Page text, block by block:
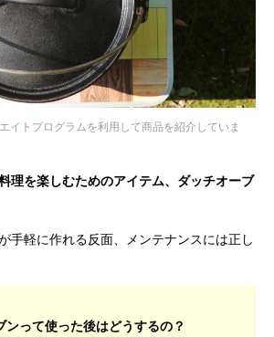
イトプログラムを利用して商品を紹介していま
理を楽しむためのアイテム、ダッチオーブ
手軽に作れる反面、メンテナンスには正し
ンって使った後はどうするの？